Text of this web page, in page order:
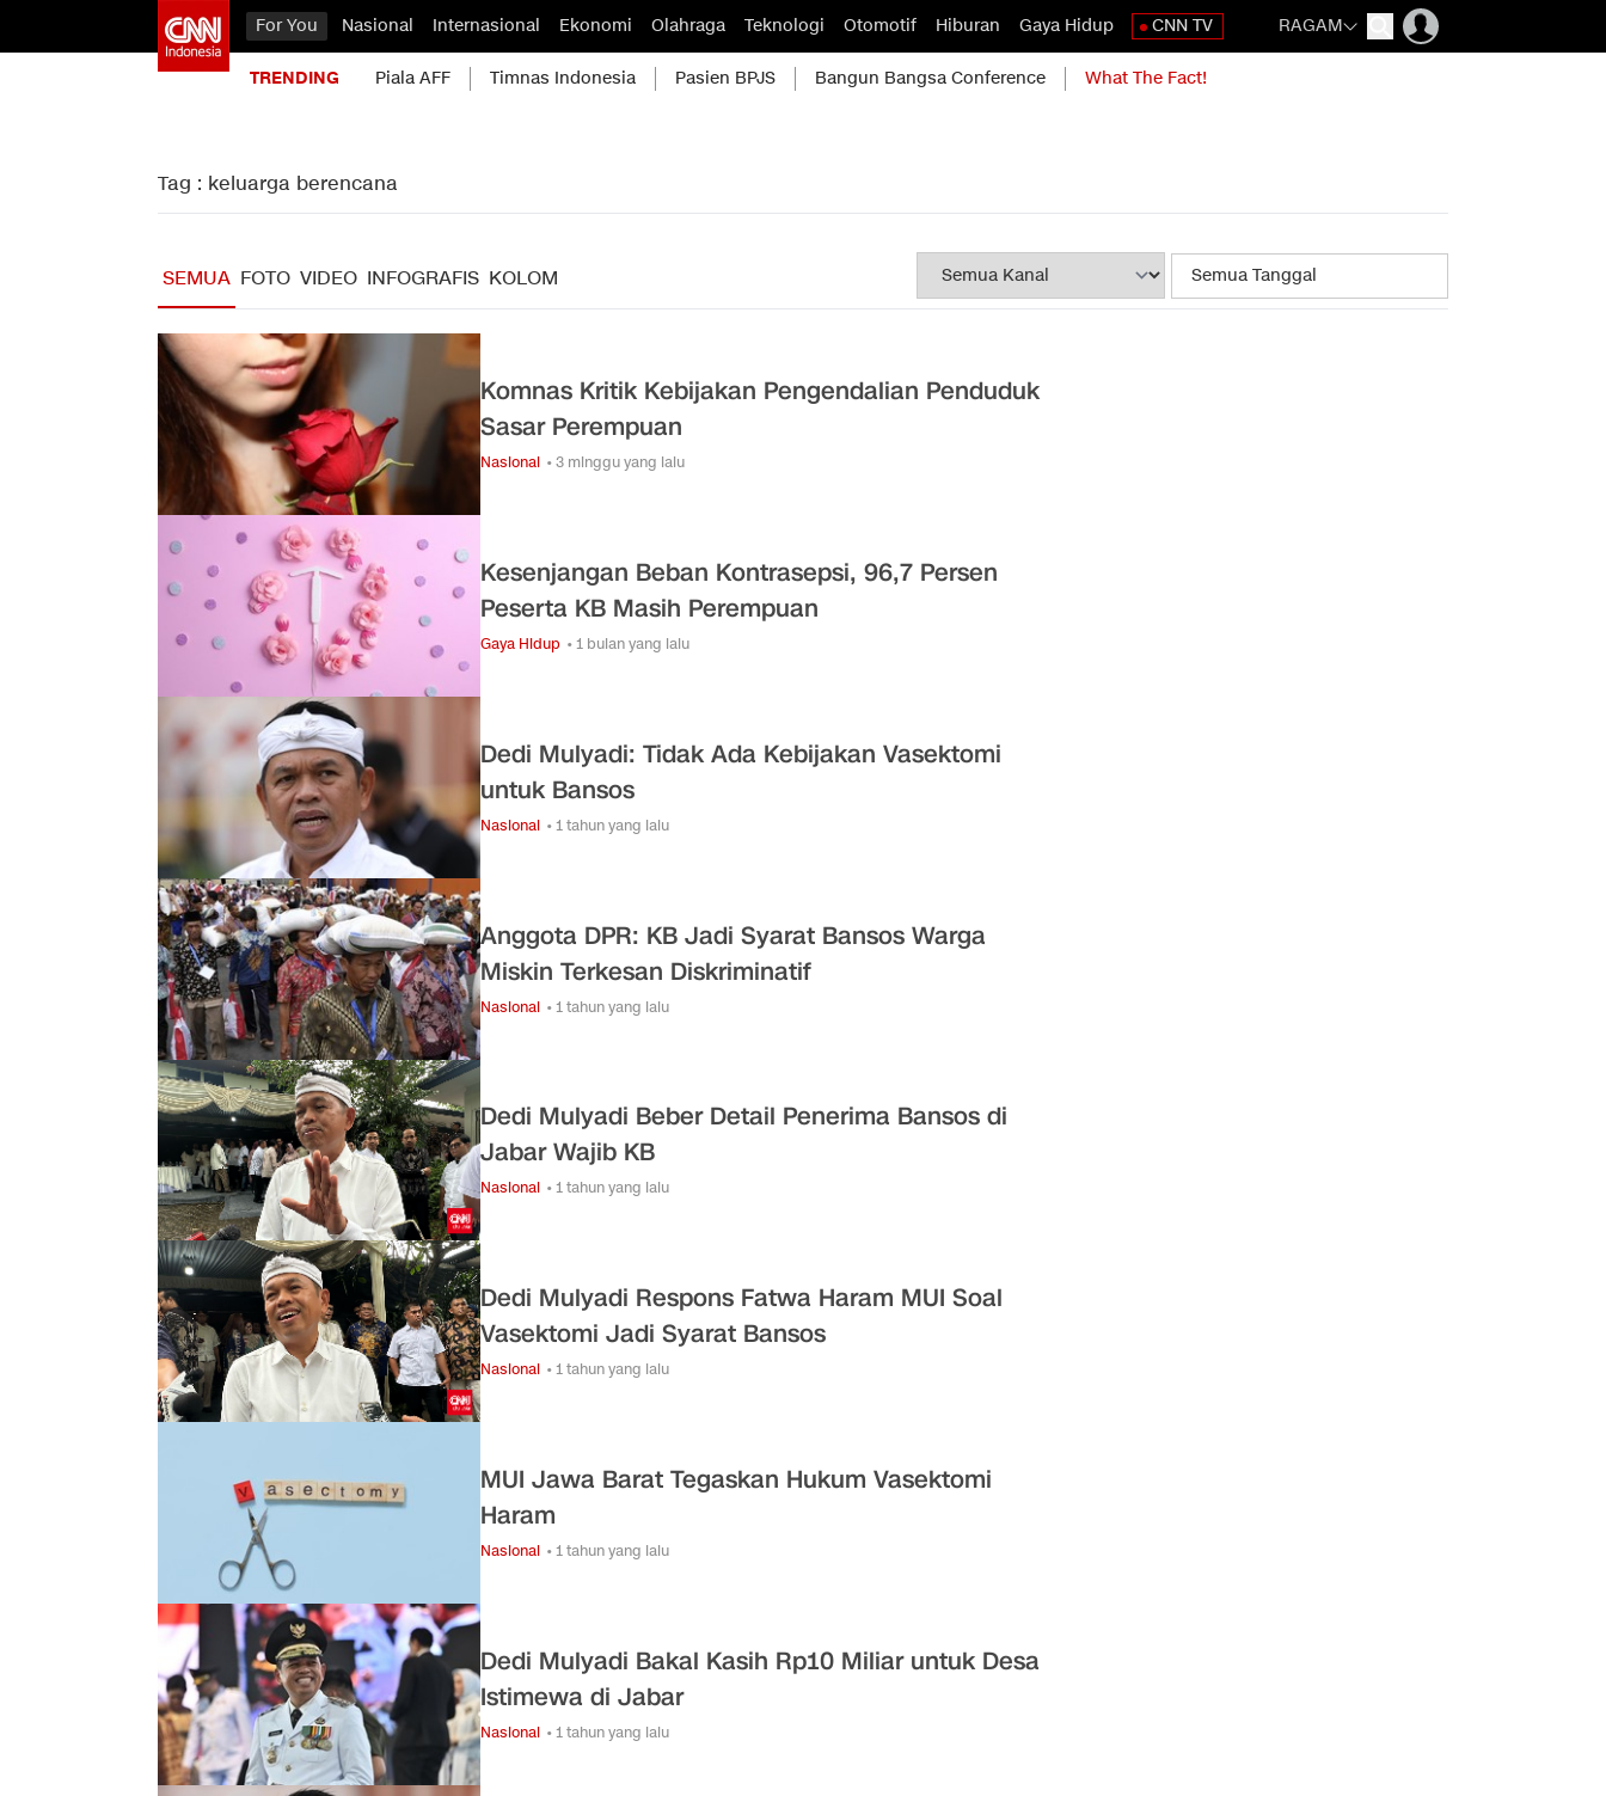
For You Nasional Internasional Ekonomi Olahraga Teknologi Otomotif Hiburan Gaya Hidup CNN TV RAGAM
TRENDING Piala AFF Timnas Indonesia Pasien BPJS Bangun Bangsa Conference What The Fact!
Tag : keluarga berencana
SEMUA FOTO VIDEO INFOGRAFIS KOLOM
Komnas Kritik Kebijakan Pengendalian Penduduk
Sasar Perempuan
Nasional • 3 minggu yang lalu
Kesenjangan Beban Kontrasepsi, 96,7 Persen
Peserta KB Masih Perempuan
Gaya Hidup • 1 bulan yang lalu
Dedi Mulyadi: Tidak Ada Kebijakan Vasektomi
untuk Bansos
Nasional • 1 tahun yang lalu
Anggota DPR: KB Jadi Syarat Bansos Warga
Miskin Terkesan Diskriminatif
Nasional • 1 tahun yang lalu
Dedi Mulyadi Beber Detail Penerima Bansos di
Jabar Wajib KB
Nasional • 1 tahun yang lalu
Dedi Mulyadi Respons Fatwa Haram MUI Soal
Vasektomi Jadi Syarat Bansos
Nasional • 1 tahun yang lalu
MUI Jawa Barat Tegaskan Hukum Vasektomi
Haram
Nasional • 1 tahun yang lalu
Dedi Mulyadi Bakal Kasih Rp10 Miliar untuk Desa
Istimewa di Jabar
Nasional • 1 tahun yang lalu